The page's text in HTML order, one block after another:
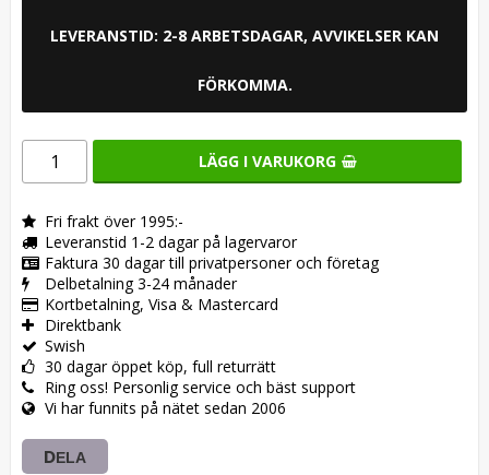
LEVERANSTID: 2-8 ARBETSDAGAR, AVVIKELSER KAN
FÖRKOMMA.
LÄGG I VARUKORG
Fri frakt över 1995:-
Leveranstid 1-2 dagar på lagervaror
Faktura 30 dagar till privatpersoner och företag
Delbetalning 3-24 månader
Kortbetalning, Visa & Mastercard
Direktbank
Swish
30 dagar öppet köp, full returrätt
Ring oss! Personlig service och bäst support
Vi har funnits på nätet sedan 2006
DELA